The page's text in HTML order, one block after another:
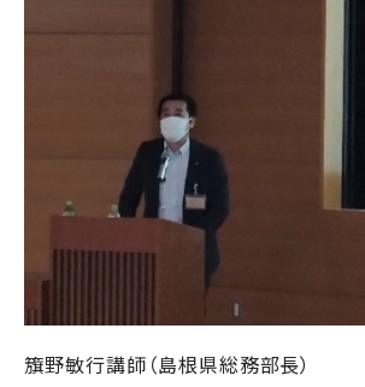
籏野敏行講師（島根県総務部長）